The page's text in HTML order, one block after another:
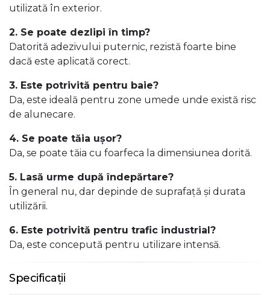
utilizată în exterior.
2. Se poate dezlipi în timp?
Datorită adezivului puternic, rezistă foarte bine
dacă este aplicată corect.
3. Este potrivită pentru baie?
Da, este ideală pentru zone umede unde există risc
de alunecare.
4. Se poate tăia ușor?
Da, se poate tăia cu foarfeca la dimensiunea dorită.
5. Lasă urme după îndepărtare?
În general nu, dar depinde de suprafață și durata
utilizării.
6. Este potrivită pentru trafic industrial?
Da, este concepută pentru utilizare intensă.
Specificații